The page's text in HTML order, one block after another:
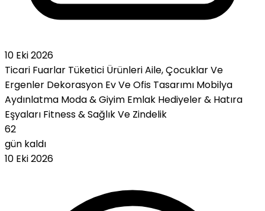
10 Eki 2026
Ticari Fuarlar Tüketici ÜrünleriAile, Çocuklar Ve
Ergenler Dekorasyon Ev Ve Ofis Tasarımı Mobilya
Aydınlatma Moda & Giyim Emlak Hediyeler & Hatıra
Eşyaları Fitness & Sağlık Ve Zindelik
62
gün kaldı
10 Eki 2026